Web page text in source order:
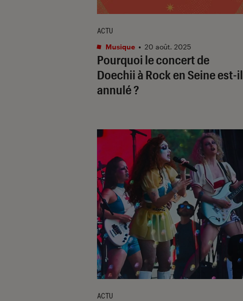
Pourquoi le concert de
Doechii à Rock en Seine est-il
annulé ?
ACTU
Musique • 20 août. 2025
ACTU